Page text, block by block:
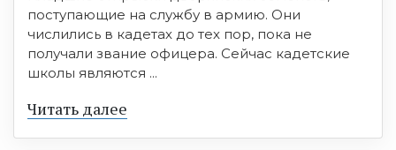
поступающие на службу в армию. Они
числились в кадетах до тех пор, пока не
получали звание офицера. Сейчас кадетские
школы являются ...
Читать далее